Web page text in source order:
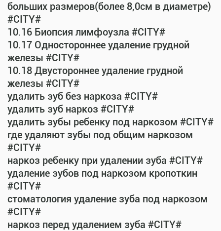
больших размеров(более 8,0см в диаметре)
#CITY#
10.16 Биопсия лимфоузла #CITY#
10.17 Одностороннее удаление грудной
железы #CITY#
10.18 Двустороннее удаление грудной
железы #CITY#
удалить зуб без наркоза #CITY#
удалить зуб наркоз #CITY#
удалить зубы ребенку под наркозом #CITY#
где удаляют зубы под общим наркозом
#CITY#
наркоз ребенку при удалении зуба #CITY#
удаление зубов под наркозом кропоткин
#CITY#
стоматология удаление зуба под наркозом
#CITY#
наркоз перед удалением зуба #CITY#